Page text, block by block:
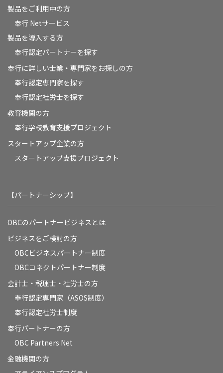
製品をご利用中の方
奉行 Netサービス
製品を導入する方
奉行認定パートナーを探す
奉行に詳しい士業・専門家をお探しの方
奉行認定専門家を探す
奉行認定社労士を探す
教育機関の方
奉⾏学校教育⽀援プロジェクト
スタートアップ企業の方
スタートアップ支援プロジェクト
【パートナーシップ】
OBCのパートナービジネスとは
ビジネスをご検討の方
OBCビジネスパートナー制度
OBCコネクトパートナー制度
会計士・税理士・社労士の方
奉行認定専門家（ASOS制度）
奉行認定社労士制度
奉行パートナーの方
OBC Partners Net
金融機関の方